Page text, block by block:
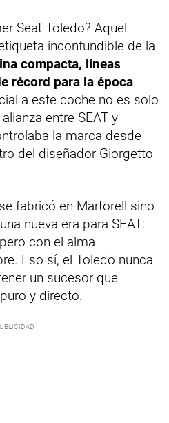
Seat Toledo? Aquel
inconfundible de la
compacta, líneas
récord para la época.
a este coche no es solo
entre SEAT y
la marca desde
del diseñador Giorgetto
fabricó en Martorell sino
nueva era para SEAT:
con el alma
Eso sí, el Toledo nunca
un sucesor que
y directo.